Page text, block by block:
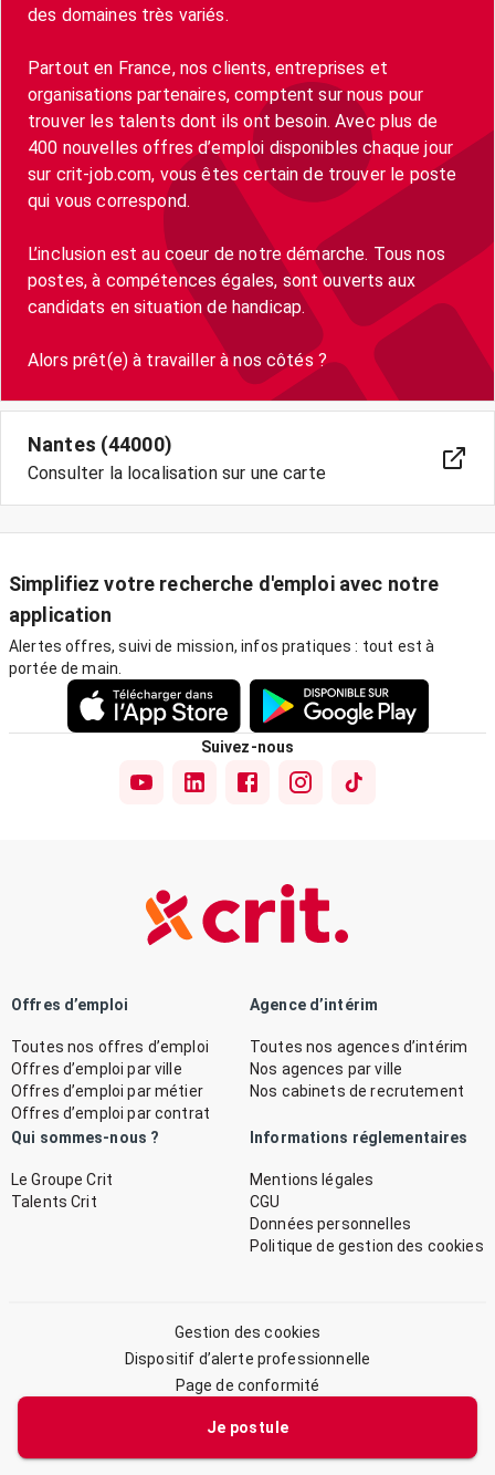
Je postule
des domaines très variés.
Partout en France, nos clients, entreprises et
organisations partenaires, comptent sur nous pour
trouver les talents dont ils ont besoin. Avec plus de
400 nouvelles offres d’emploi disponibles chaque jour
sur crit-job.com, vous êtes certain de trouver le poste
qui vous correspond.
L’inclusion est au coeur de notre démarche. Tous nos
postes, à compétences égales, sont ouverts aux
candidats en situation de handicap.
Alors prêt(e) à travailler à nos côtés ?
Nantes (44000)
Consulter la localisation sur une carte
Simplifiez votre recherche d'emploi avec notre
application
Alertes offres, suivi de mission, infos pratiques : tout est à
portée de main.
Suivez-nous
Offres d’emploi
Toutes nos offres d’emploi
Offres d’emploi par ville
Offres d’emploi par métier
Offres d’emploi par contrat
Agence d’intérim
Toutes nos agences d’intérim
Nos agences par ville
Nos cabinets de recrutement
Qui sommes-nous ?
Le Groupe Crit
Talents Crit
Informations réglementaires
Mentions légales
CGU
Données personnelles
Politique de gestion des cookies
Gestion des cookies
Dispositif d’alerte professionnelle
Page de conformité
© 2026 CRIT